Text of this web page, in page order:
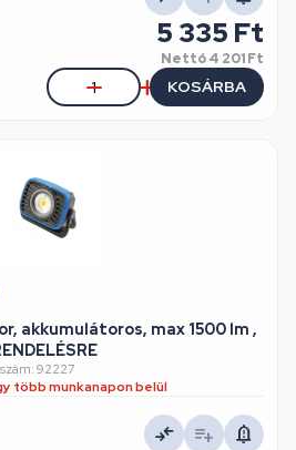
5 335 Ft
Nettó4 201 Ft
KOSÁRBA
akkumulátoros, max 1500 lm ,
92227
több munkanapon belül